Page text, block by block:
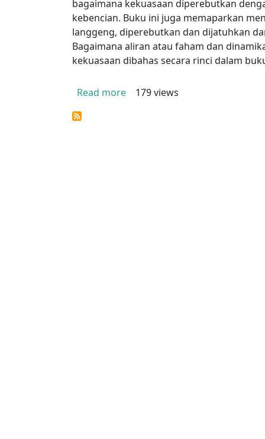
bagaimana kekuasaan diperebutkan
kebencian. Buku ini juga memaparkan
langgeng, diperebutkan dan dijatuhkan
Bagaimana aliran atau faham dan
kekuasaan dibahas secara rinci dalam
Read moreabout Sejarah Konflik Politik
179 views